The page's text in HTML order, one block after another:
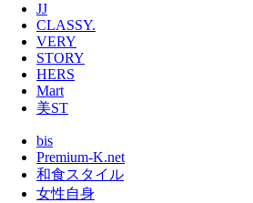
JJ
CLASSY.
VERY
STORY
HERS
Mart
美ST
bis
Premium-K.net
和食スタイル
女性自身